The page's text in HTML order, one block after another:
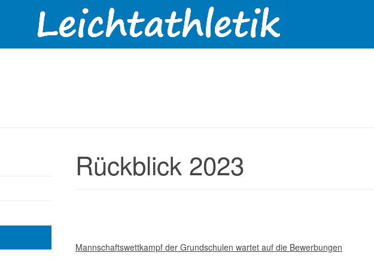
Rückblick 2023
Mannschaftswettkampf der Grundschulen wartet auf die Bewerbungen